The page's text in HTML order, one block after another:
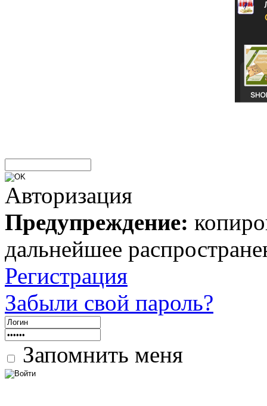
Авторизация
Предупреждение:
дальнейшее
Регистрация
Забыли свой пароль?
Запомнить меня